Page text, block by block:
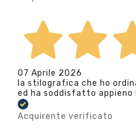
07 Aprile 2026
la stilografica che ho
ed ha soddisfatto
Acquirente verificato